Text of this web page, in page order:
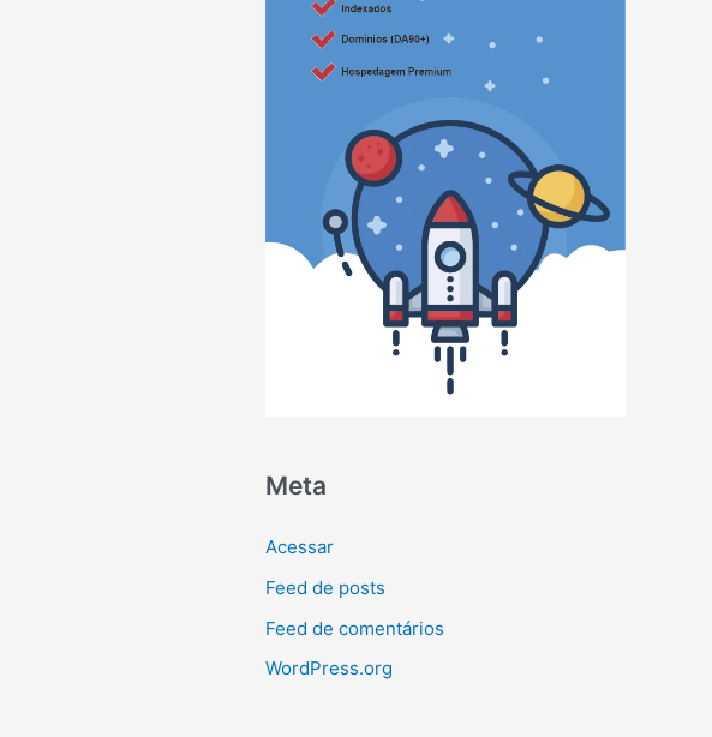
Meta
Acessar
Feed de posts
Feed de comentários
WordPress.org